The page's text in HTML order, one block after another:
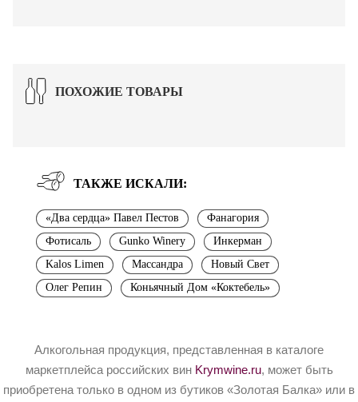
ПОХОЖИЕ ТОВАРЫ
ТАКЖЕ ИСКАЛИ:
«Два сердца» Павел Пестов
Фанагория
Фотисаль
Gunko Winery
Инкерман
Kalos Limen
Массандра
Новый Свет
Олег Репин
Коньячный Дом «Коктебель»
Алкогольная продукция, представленная в каталоге
маркетплейса российских вин Krymwine.ru, может быть
приобретена только в одном из бутиков «Золотая Балка» или в